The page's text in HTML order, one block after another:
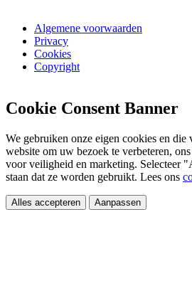
Algemene voorwaarden
Privacy
Cookies
Copyright
Cookie Consent Banner
We gebruiken onze eigen cookies en die
website om uw bezoek te verbeteren,
voor veiligheid en marketing. Selecteer
staan dat ze worden gebruikt. Lees ons
Alles accepteren Aanpassen